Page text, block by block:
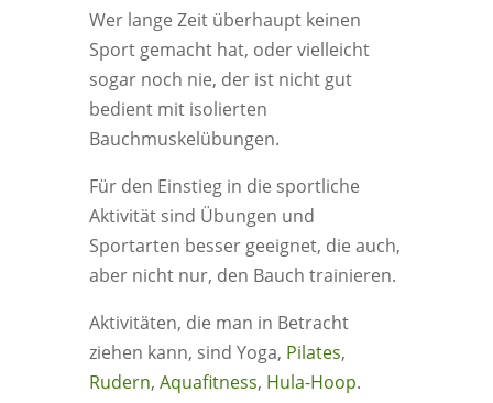
Wer lange Zeit überhaupt keinen
Sport gemacht hat, oder vielleicht
sogar noch nie, der ist nicht gut
bedient mit isolierten
Bauchmuskelübungen.
Für den Einstieg in die sportliche
Aktivität sind Übungen und
Sportarten besser geeignet, die auch,
aber nicht nur, den Bauch trainieren.
Aktivitäten, die man in Betracht
ziehen kann, sind Yoga, Pilates,
Rudern, Aquafitness, Hula-Hoop.